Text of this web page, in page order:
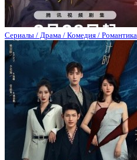
Сериалы / Драма / Комедия / Романтика